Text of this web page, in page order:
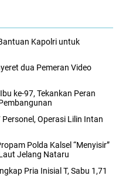
Kapolri untuk
dua Pemeran Video
ke-97, Tekankan Peran
Operasi Lilin Intan
Polda Kalsel “Menyisir”
Jelang Nataru
Pria Inisial T, Sabu 1,71